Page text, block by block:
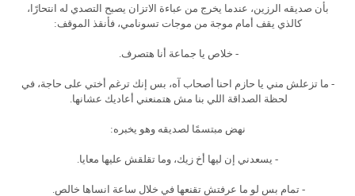
بأن صديقه الرزين، عندما يخرج من عباءة الاتزان يصبح التصدي له انتحارًا،
كالذي يقف أمام موجة من موجات تسونامي، فأنقذ الموقف:
- خلاص يا جماعة أنا هتصرف.
- ما تزعلش مني يا حازم احنا أصحاب آه، بس إنك ترغم أختي على حاجة، في
لحظة الصداقة اللي بنا مش هتمنعني أعاديك عشانها.
نهض مبتسمًا لصديقه وهو يخبره:
- يسعدني إن ليها أخ زيك، وما تقلقش عليها معايا.
- تمام بس لو ما عرفتش تقنعها في خلال ساعة انساها خالص.